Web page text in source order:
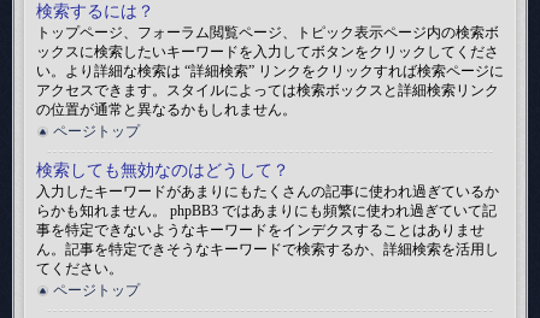
検索するには？
トップページ、フォーラム閲覧ページ、トピック表示ページ内の検索ボ
ックスに検索したいキーワードを入力してボタンをクリックしてくださ
い。より詳細な検索は “詳細検索” リンクをクリックすれば検索ページに
アクセスできます。スタイルによっては検索ボックスと詳細検索リンク
の位置が通常と異なるかもしれません。
ページトップ
検索しても無効なのはどうして？
入力したキーワードがあまりにもたくさんの記事に使われ過ぎているか
らかも知れません。 phpBB3 ではあまりにも頻繁に使われ過ぎていて記
事を特定できないようなキーワードをインデクスすることはありませ
ん。記事を特定できそうなキーワードで検索するか、詳細検索を活用し
てください。
ページトップ